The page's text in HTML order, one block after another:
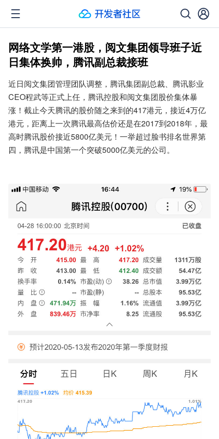
网络文学第一港股，阅文集团领导班子近
日集体换帅，腾讯副总裁接班
近日阅文集团管理团队调整，腾讯集团副总裁、腾讯影业
CEO程武等正式上任，腾讯控股和阅文集团股价集体暴
涨！截止今天腾讯的股价随之来到的417港元，接近4万亿
港元，距离上一次腾讯最高估价还是在2017到2018年，最
高时腾讯股价接近5800亿美元！一举超过脸书排名世界第
四，腾讯是中国第一个突破5000亿美元的公司。